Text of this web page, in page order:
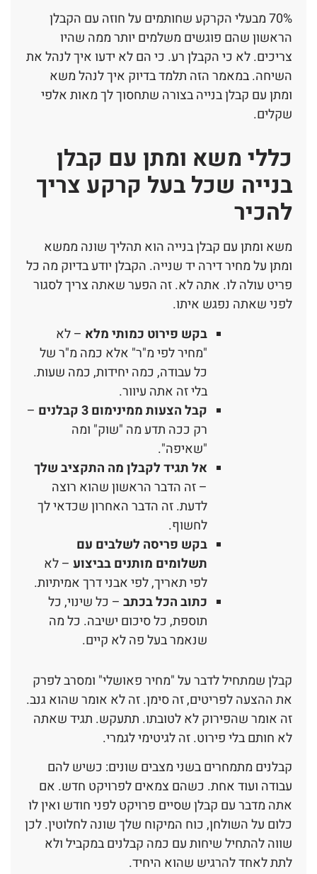
70% מבעלי הקרקע שחותמים על חוזה עם הקבלן
הראשון שהם פוגשים משלמים יותר ממה שהיו
צריכים. לא כי הקבלן רע. כי הם לא ידעו איך לנהל את
השיחה. במאמר הזה תלמד בדיוק איך לנהל משא
ומתן עם קבלן בנייה בצורה שתחסוך לך מאות אלפי
שקלים.
כללי משא ומתן עם קבלן
בנייה שכל בעל קרקע צריך
להכיר
משא ומתן עם קבלן בנייה הוא תהליך שונה ממשא
ומתן על מחיר דירה יד שנייה. הקבלן יודע בדיוק מה כל
פריט עולה לו. אתה לא. זה הפער שאתה צריך לסגור
לפני שאתה נפגש איתו.
בקש פירוט כמותי מלא – לא
"מחיר לפי מ"ר" אלא כמה מ"ר של
כל עבודה, כמה יחידות, כמה שעות.
בלי זה אתה עיוור.
קבל הצעות ממינימום 3 קבלנים
–
רק ככה תדע מה "שוק" ומה
"שאיפה".
אל תגיד לקבלן מה התקציב שלך
– זה הדבר הראשון שהוא רוצה
לדעת. זה הדבר האחרון שכדאי לך
לחשוף.
בקש פריסה לשלבים עם
תשלומים מותנים בביצוע – לא
לפי תאריך, לפי אבני דרך אמיתיות.
כתוב הכל בכתב – כל שינוי, כל
תוספת, כל סיכום ישיבה. כל מה
שנאמר בעל פה לא קיים.
קבלן שמתחיל לדבר על "מחיר פאושלי" ומסרב לפרק
את ההצעה לפריטים, זה סימן. זה לא אומר שהוא גנב.
זה אומר שהפירוק לא לטובתו. תתעקש. תגיד שאתה
לא חותם בלי פירוט. זה לגיטימי לגמרי.
קבלנים מתמחרים בשני מצבים שונים: כשיש להם
עבודה ועוד אחת. כשהם צמאים לפרויקט חדש. אם
אתה מדבר עם קבלן שסיים פרויקט לפני חודש ואין לו
כלום על השולחן, כוח המיקוח שלך שונה לחלוטין. לכן
שווה להתחיל שיחות עם כמה קבלנים במקביל ולא
לתת לאחד להרגיש שהוא היחיד.